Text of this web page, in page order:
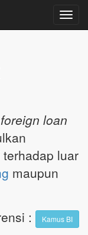
foreign loan
luar
maupun
: Kamus BI